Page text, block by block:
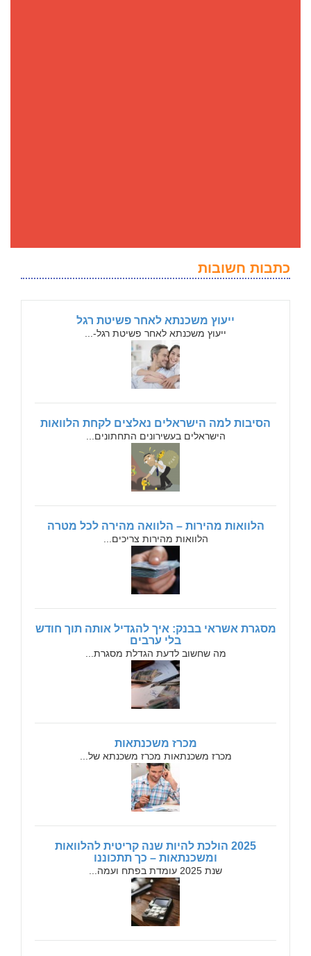
כתבות חשובות
ייעוץ משכנתא לאחר פשיטת רגל
ייעוץ משכנתא לאחר פשיטת רגל-...
הסיבות למה הישראלים נאלצים לקחת הלוואות
הישראלים בעשירונים התחתונים...
הלוואות מהירות – הלוואה מהירה לכל מטרה
הלוואות מהירות צריכים...
מסגרת אשראי בבנק: איך להגדיל אותה תוך חודש
בלי ערבים
מה שחשוב לדעת הגדלת מסגרת...
מכרז משכנתאות
מכרז משכנתאות מכרז משכנתא של...
2025 הולכת להיות שנה קריטית להלוואות
ומשכנתאות – כך תתכוננו
שנת 2025 עומדת בפתח ועמה...